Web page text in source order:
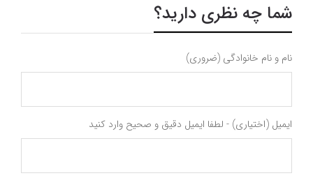
شما چه نظری دارید؟
نام و نام خانوادگی (ضروری)
ایمیل (اختیاری) - لطفا ایمیل دقیق و صحیح وارد کنید